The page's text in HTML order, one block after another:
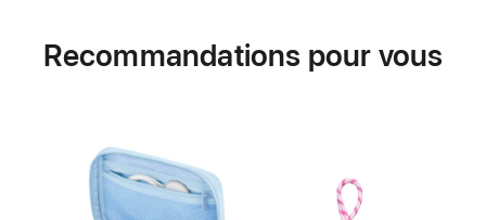
Recommandations pour vous